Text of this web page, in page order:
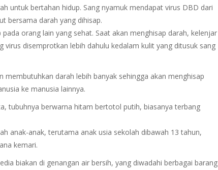
untuk bertahan hidup. Sang nyamuk mendapat virus DBD dari
bersama darah yang dihisap.
orang lain yang sehat. Saat akan menghisap darah, kelenjar
virus disemprotkan lebih dahulu kedalam kulit yang ditusuk sang
membutuhkan darah lebih banyak sehingga akan menghisap
ke manusia lainnya.
tubuhnya berwarna hitam bertotol putih, biasanya terbang
anak-anak, terutama anak usia sekolah dibawah 13 tahun,
kemari.
biakan di genangan air bersih, yang diwadahi berbagai barang